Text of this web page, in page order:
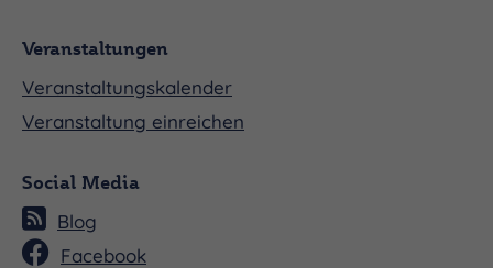
Veranstaltungen
Veranstaltungskalender
Veranstaltung einreichen
Social Media
Blog
Facebook